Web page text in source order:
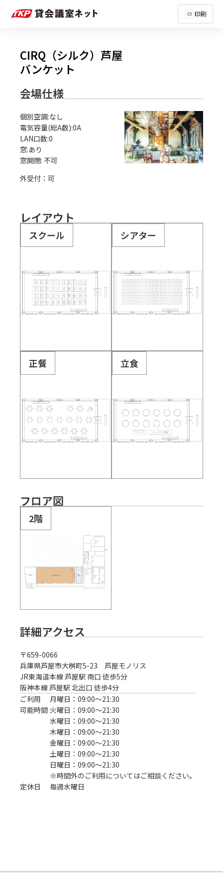
印刷
CIRQ（シルク）芦屋
バンケット
会場仕様
個別空調:なし
電気容量(総A数):0A
LAN口数:0
窓:あり
外受付：可
レイアウト
スクール シアター
正餐 立食
フロア図
2階
詳細アクセス
〒659-0066
兵庫県芦屋市大桝町5-23 芦屋モノリス
JR東海道本線 芦屋駅 南口 徒歩5分
阪神本線 芦屋駅 北出口 徒歩4分
ご利用
可能時間
月曜日：09:00〜21:30
火曜日：09:00〜21:30
水曜日：09:00〜21:30
木曜日：09:00〜21:30
金曜日：09:00〜21:30
土曜日：09:00〜21:30
日曜日：09:00〜21:30
※時間外のご利用についてはご相談ください。
定休日
毎週水曜日